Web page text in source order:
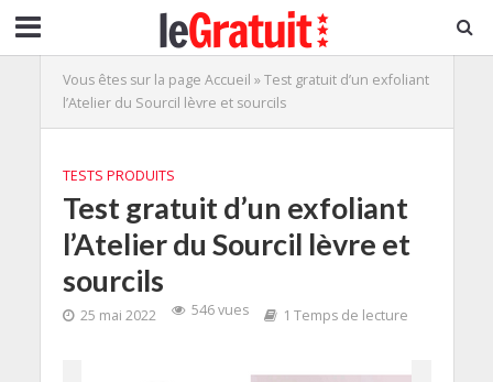
Vous êtes sur la page Accueil »Test gratuit d’un exfoliant
l’Atelier du Sourcil lèvre et sourcils
TESTS PRODUITS
Test gratuit d’un exfoliant
l’Atelier du Sourcil lèvre et
sourcils
25 mai 2022 546 vues 1 Temps de lecture